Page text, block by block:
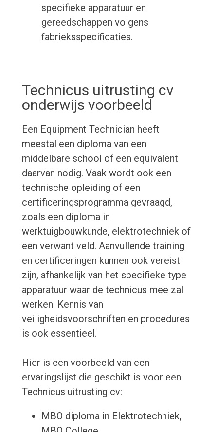
specifieke apparatuur en
gereedschappen volgens
fabrieksspecificaties.
Technicus uitrusting cv
onderwijs voorbeeld
Een Equipment Technician heeft
meestal een diploma van een
middelbare school of een equivalent
daarvan nodig. Vaak wordt ook een
technische opleiding of een
certificeringsprogramma gevraagd,
zoals een diploma in
werktuigbouwkunde, elektrotechniek of
een verwant veld. Aanvullende training
en certificeringen kunnen ook vereist
zijn, afhankelijk van het specifieke type
apparatuur waar de technicus mee zal
werken. Kennis van
veiligheidsvoorschriften en procedures
is ook essentieel.
Hier is een voorbeeld van een
ervaringslijst die geschikt is voor een
Technicus uitrusting cv:
MBO diploma in Elektrotechniek,